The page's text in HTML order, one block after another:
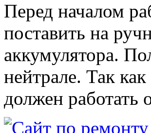
Перед началом
поставить на
аккумулятора.
нейтрале. Так
должен работать